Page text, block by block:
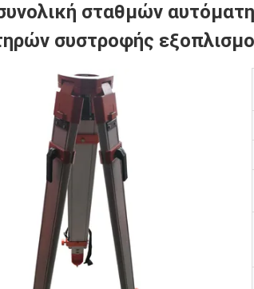
σταθμών
συστροφής